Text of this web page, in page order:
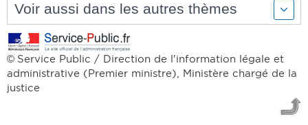
Voir aussi dans les autres thèmes
© Service Public / Direction de l'information légale et
administrative (Premier ministre), Ministère chargé de la
justice